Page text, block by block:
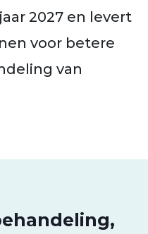
2027 en levert
voor betere
van